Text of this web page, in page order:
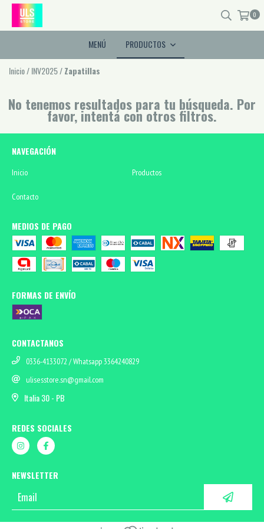
0
MENÚ PRODUCTOS
Inicio/INV2025/Zapatillas
No tenemos resultados para tu búsqueda. Por
favor, intentá con otros filtros.
NAVEGACIÓN
Inicio Productos
Contacto
MEDIOS DE PAGO
FORMAS DE ENVÍO
CONTACTANOS
0336-4133072 / Whatsapp 3364240829
ulisesstore.sn@gmail.com
Italia 30 - PB
REDES SOCIALES
NEWSLETTER